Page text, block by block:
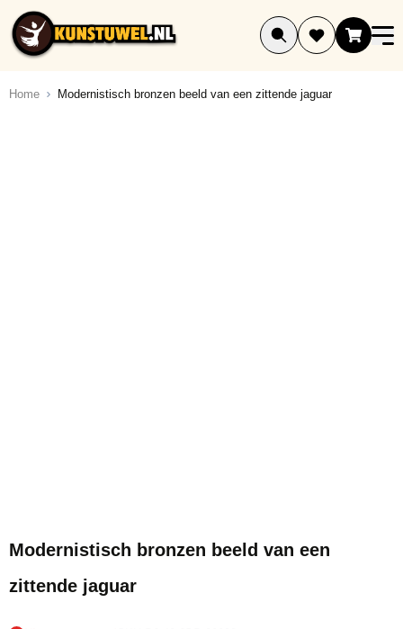
Ga naar de inhoud
Home Modernistisch bronzen beeld van een zittende jaguar
Modernistisch bronzen beeld van een
zittende jaguar